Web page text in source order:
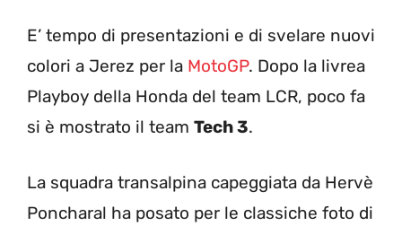
E’ tempo di presentazioni e di svelare nuovi
colori a Jerez per la MotoGP. Dopo la livrea
Playboy della Honda del team LCR, poco fa
si è mostrato il team Tech 3.
La squadra transalpina capeggiata da Hervè
Poncharal ha posato per le classiche foto di